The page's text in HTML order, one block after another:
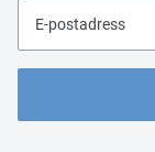
E-postadress